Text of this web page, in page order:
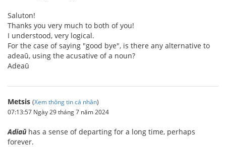
Saluton!
Thanks you very much to both of you!
I understood, very logical.
For the case of saying "good bye", is there any alternative to
adeaū, using the acusative of a noun?
Adeaū
Metsis (Xem thông tin cá nhân)
07:13:57 Ngày 29 tháng 7 năm 2024
Adiaŭhas a sense of departing for a long time, perhaps
forever.